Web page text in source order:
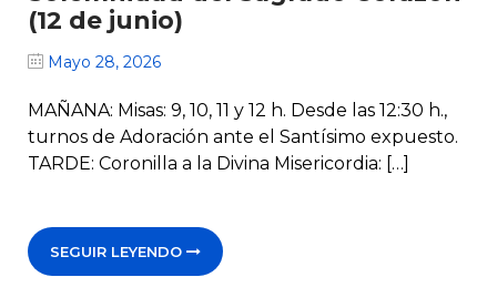
(12 de junio)
Mayo 28, 2026
MAÑANA: ­Misas: 9, 10, 11 y 12 h. Desde las 12:30 h.,
turnos de Adoración ante el Santísimo expuesto.
TARDE: ­Coronilla a la Divina Misericordia: […]
SEGUIR LEYENDO